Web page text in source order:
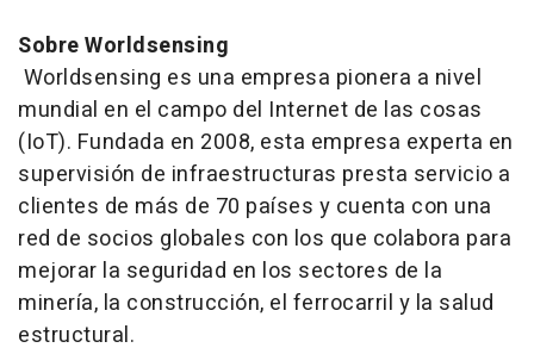
Sobre Worldsensing
Worldsensing es una empresa pionera a nivel
mundial en el campo del Internet de las cosas
(IoT). Fundada en 2008, esta empresa experta en
supervisión de infraestructuras presta servicio a
clientes de más de 70 países y cuenta con una
red de socios globales con los que colabora para
mejorar la seguridad en los sectores de la
minería, la construcción, el ferrocarril y la salud
estructural.